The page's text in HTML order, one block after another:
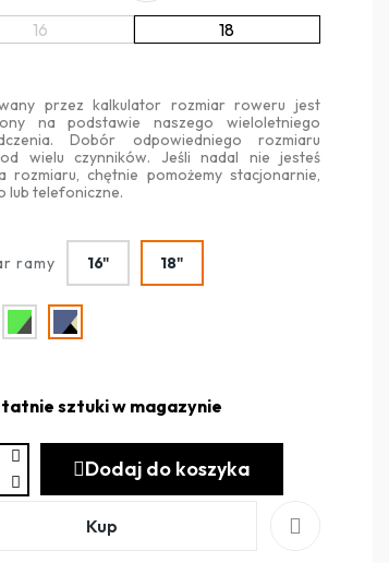
16 18
przez kalkulator rozmiar roweru jest
na podstawie naszego wieloletniego
Dobór odpowiedniego rozmiaru
wielu czynników. Jeśli nadal nie jesteś
rozmiaru, chętnie pomożemy stacjonarnie,
lub telefoniczne.
ramy 16" 18"
sztuki w magazynie
Dodaj do koszyka
Kup